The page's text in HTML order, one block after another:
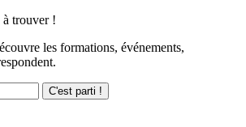
à trouver !
les formations, événements,
C'est parti !